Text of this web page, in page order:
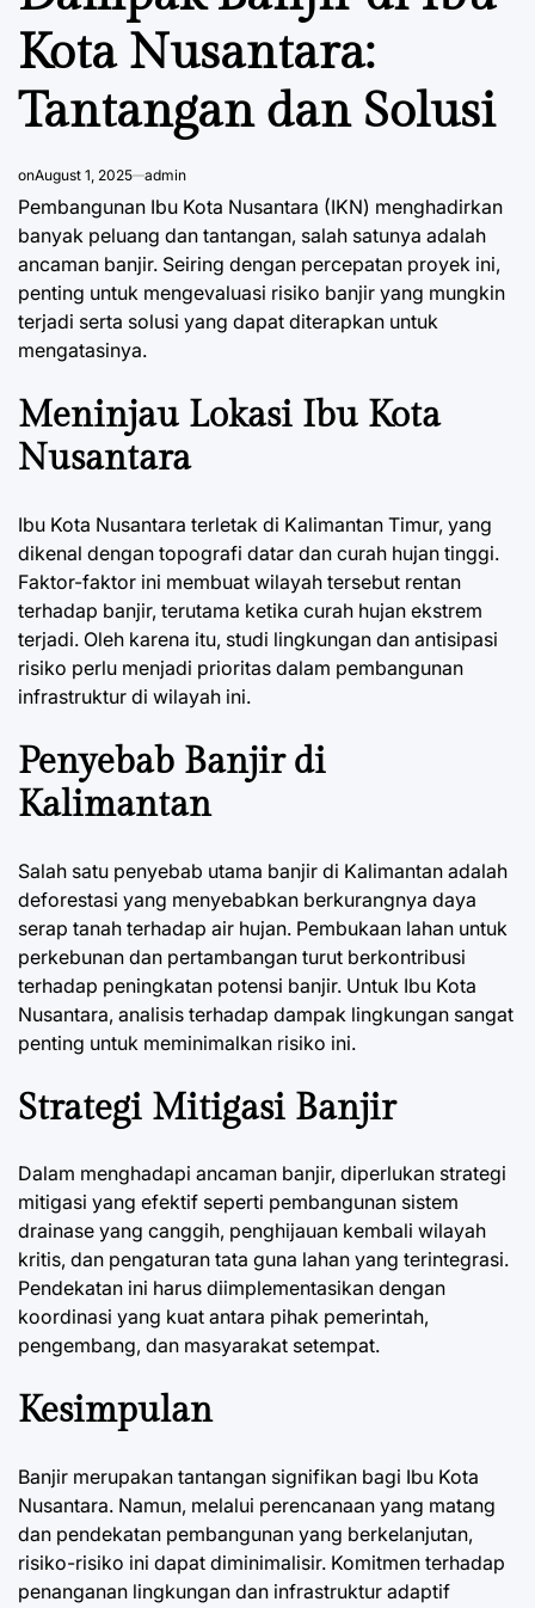
Kota Nusantara:
Tantangan dan Solusi
onAugust 1, 2025 admin
Pembangunan Ibu Kota Nusantara (IKN) menghadirkan
banyak peluang dan tantangan, salah satunya adalah
ancaman banjir. Seiring dengan percepatan proyek ini,
penting untuk mengevaluasi risiko banjir yang mungkin
terjadi serta solusi yang dapat diterapkan untuk
mengatasinya.
Meninjau Lokasi Ibu Kota
Nusantara
Ibu Kota Nusantara terletak di Kalimantan Timur, yang
dikenal dengan topografi datar dan curah hujan tinggi.
Faktor-faktor ini membuat wilayah tersebut rentan
terhadap banjir, terutama ketika curah hujan ekstrem
terjadi. Oleh karena itu, studi lingkungan dan antisipasi
risiko perlu menjadi prioritas dalam pembangunan
infrastruktur di wilayah ini.
Penyebab Banjir di
Kalimantan
Salah satu penyebab utama banjir di Kalimantan adalah
deforestasi yang menyebabkan berkurangnya daya
serap tanah terhadap air hujan. Pembukaan lahan untuk
perkebunan dan pertambangan turut berkontribusi
terhadap peningkatan potensi banjir. Untuk Ibu Kota
Nusantara, analisis terhadap dampak lingkungan sangat
penting untuk meminimalkan risiko ini.
Strategi Mitigasi Banjir
Dalam menghadapi ancaman banjir, diperlukan strategi
mitigasi yang efektif seperti pembangunan sistem
drainase yang canggih, penghijauan kembali wilayah
kritis, dan pengaturan tata guna lahan yang terintegrasi.
Pendekatan ini harus diimplementasikan dengan
koordinasi yang kuat antara pihak pemerintah,
pengembang, dan masyarakat setempat.
Kesimpulan
Banjir merupakan tantangan signifikan bagi Ibu Kota
Nusantara. Namun, melalui perencanaan yang matang
dan pendekatan pembangunan yang berkelanjutan,
risiko-risiko ini dapat diminimalisir. Komitmen terhadap
penanganan lingkungan dan infrastruktur adaptif